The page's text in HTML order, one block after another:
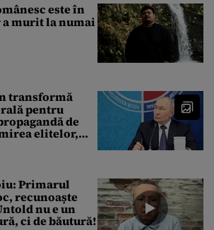
este în
murit la numai
transformă
pentru
de
elitelor,
la Kremlin
Primarul
recunoaște
nu e un
ci de băutură!